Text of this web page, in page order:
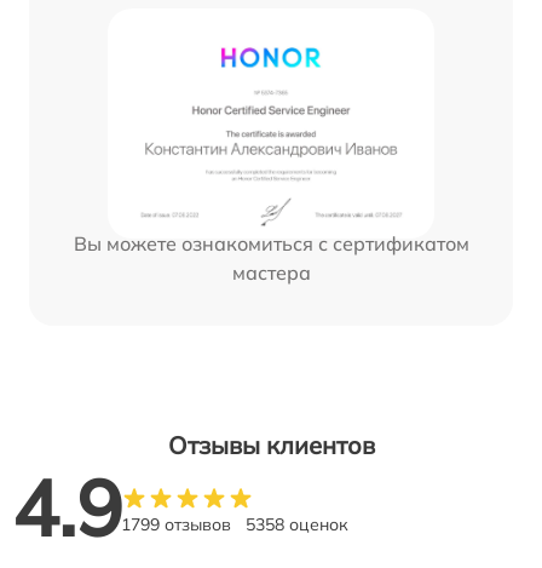
Вы можете ознакомиться с сертификатом
мастера
Отзывы клиентов
4.91799 отзывов 5358 оценок